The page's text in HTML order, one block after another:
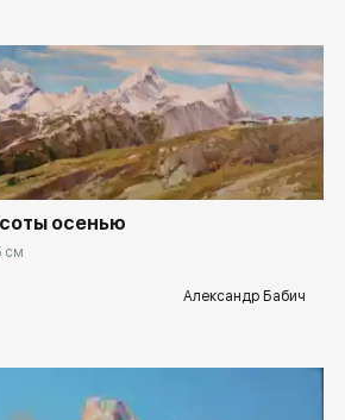
ekb.rakovgallery.ru
осенью
см
Александр Бабич